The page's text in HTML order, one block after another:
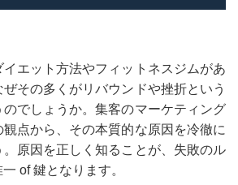
エット方法やフィットネスジムがあ
その多くがリバウンドや挫折という
でしょうか。集客のマーケティング
点から、その本質的な原因を冷徹に
原因を正しく知ることが、失敗のル
of 鍵となります。